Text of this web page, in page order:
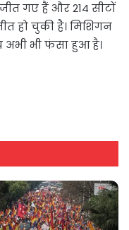
गए हैं और 214 सीटों
हो चुकी है। मिशिगन
अभी भी फंसा हुआ है।